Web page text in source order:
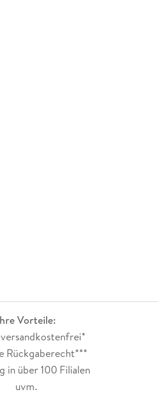
Vorteile:
Rückgaberecht***
in über 100 Filialen
uvm.